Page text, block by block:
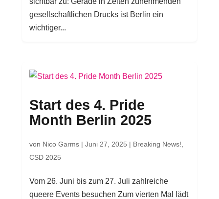
gesellschaftlichen Drucks ist Berlin ein
wichtiger...
Start des 4. Pride
Month Berlin 2025
von Nico Garms| Juni 27, 2025 | Breaking News!
CSD 2025
Vom 26. Juni bis zum 27. Juli zahlreiche
queere Events besuchen Zum vierten Mal lädt